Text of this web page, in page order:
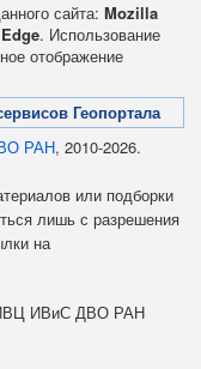
сайта: Mozilla
. Использование
отображение
Геопортала
РАН, 2010-2026.
или подборки
лишь с разрешения
на
ИВиС ДВО РАН